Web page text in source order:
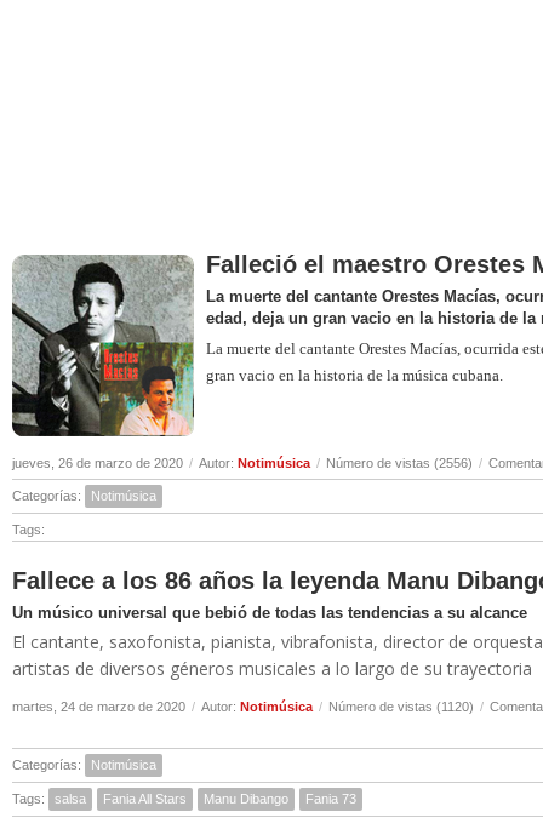
Falleció el maestro Orestes
La muerte del cantante Orestes Macías,
edad, deja un gran vacio en la historia de la
La muerte del cantante Orestes Macías, ocurrida
gran vacio en la historia de la música cubana.
jueves, 26 de marzo de 2020 / Autor: Notimúsica / Número de vistas (2556) /
Categorías: Notimúsica
Tags:
Fallece a los 86 años la leyenda Manu
Un músico universal que bebió de todas las tendencias a su alcance
El cantante, saxofonista, pianista, vibrafonista, director de
artistas de diversos géneros musicales a lo largo de su trayectoria
martes, 24 de marzo de 2020 / Autor: Notimúsica / Número de vistas (1120) /
Categorías: Notimúsica
Tags: salsa Fania All Stars Manu Dibango Fania 73